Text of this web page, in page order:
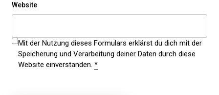
Website
Mit der Nutzung dieses Formulars erklärst du dich mit der
Speicherung und Verarbeitung deiner Daten durch diese
Website einverstanden. *